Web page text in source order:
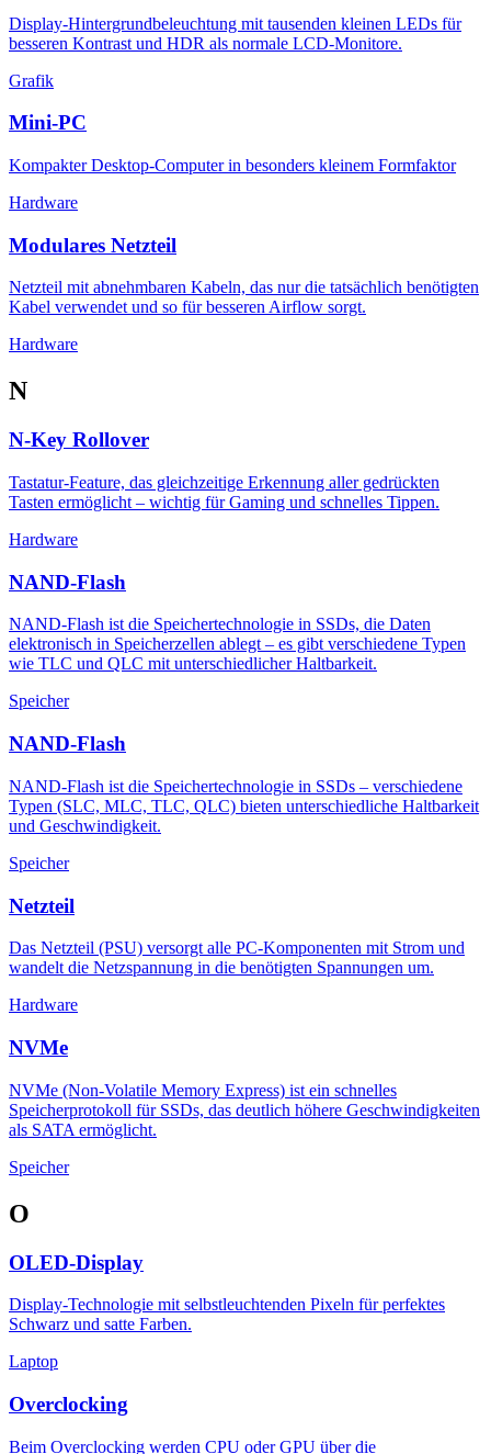
Display-Hintergrundbeleuchtung mit tausenden kleinen LEDs für
besseren Kontrast und HDR als normale LCD-Monitore.
Grafik
Mini-PC
Kompakter Desktop-Computer in besonders kleinem Formfaktor
Hardware
Modulares Netzteil
Netzteil mit abnehmbaren Kabeln, das nur die tatsächlich benötigten
Kabel verwendet und so für besseren Airflow sorgt.
Hardware
N
N-Key Rollover
Tastatur-Feature, das gleichzeitige Erkennung aller gedrückten
Tasten ermöglicht – wichtig für Gaming und schnelles Tippen.
Hardware
NAND-Flash
NAND-Flash ist die Speichertechnologie in SSDs, die Daten
elektronisch in Speicherzellen ablegt – es gibt verschiedene Typen
wie TLC und QLC mit unterschiedlicher Haltbarkeit.
Speicher
NAND-Flash
NAND-Flash ist die Speichertechnologie in SSDs – verschiedene
Typen (SLC, MLC, TLC, QLC) bieten unterschiedliche Haltbarkeit
und Geschwindigkeit.
Speicher
Netzteil
Das Netzteil (PSU) versorgt alle PC-Komponenten mit Strom und
wandelt die Netzspannung in die benötigten Spannungen um.
Hardware
NVMe
NVMe (Non-Volatile Memory Express) ist ein schnelles
Speicherprotokoll für SSDs, das deutlich höhere Geschwindigkeiten
als SATA ermöglicht.
Speicher
O
OLED-Display
Display-Technologie mit selbstleuchtenden Pixeln für perfektes
Schwarz und satte Farben.
Laptop
Overclocking
Beim Overclocking werden CPU oder GPU über die